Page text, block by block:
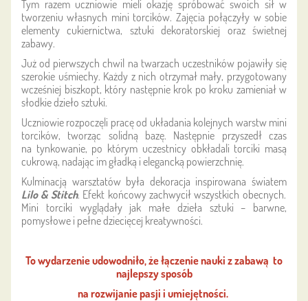
Tym razem uczniowie mieli okazję spróbować swoich sił w
tworzeniu własnych mini torcików. Zajęcia połączyły w sobie
elementy cukiernictwa, sztuki dekoratorskiej oraz świetnej
zabawy.
Już od pierwszych chwil na twarzach uczestników pojawiły się
szerokie uśmiechy. Każdy z nich otrzymał mały, przygotowany
wcześniej biszkopt, który następnie krok po kroku zamieniał w
słodkie dzieło sztuki.
Uczniowie rozpoczęli pracę od układania kolejnych warstw mini
torcików, tworząc solidną bazę. Następnie przyszedł czas
na tynkowanie, po którym uczestnicy obkładali torciki masą
cukrową, nadając im gładką i elegancką powierzchnię.
Kulminacją warsztatów była dekoracja inspirowana światem
Lilo & Stitch. Efekt końcowy zachwycił wszystkich obecnych.
Mini torciki wyglądały jak małe dzieła sztuki – barwne,
pomysłowe i pełne dziecięcej kreatywności.
To wydarzenie udowodniło, że łączenie nauki z zabawą to
najlepszy sposób
na rozwijanie pasji i umiejętności.